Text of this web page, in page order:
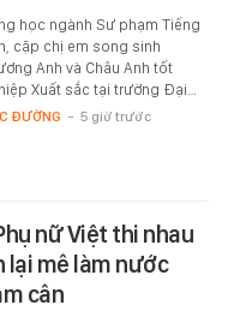
học ngành Sư phạm Tiếng
cặp chị em song sinh
Anh và Châu Anh tốt
Xuất sắc tại trường Đại…
ĐƯỜNG - 5 giờ trước
nữ Việt thi nhau
lại mê làm nước
cân